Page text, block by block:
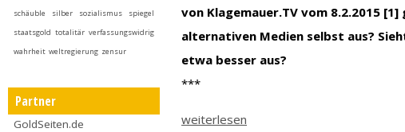
schäuble
silber sozialismus
spiegel
staatsgold totalitär verfassungswidrig
wahrheit weltregierung zensur
Partner
GoldSeiten.de
von Klagemauer.TV vom 8.2.2015
alternativen Medien selbst aus?
etwa besser aus?
***
weiterlesen